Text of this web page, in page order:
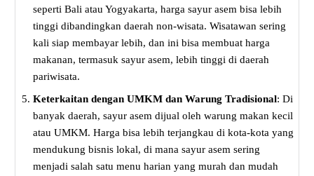
seperti Bali atau Yogyakarta, harga sayur asem bisa lebih
tinggi dibandingkan daerah non-wisata. Wisatawan sering
kali siap membayar lebih, dan ini bisa membuat harga
makanan, termasuk sayur asem, lebih tinggi di daerah
pariwisata.
Keterkaitan dengan UMKM dan Warung Tradisional: Di
banyak daerah, sayur asem dijual oleh warung makan kecil
atau UMKM. Harga bisa lebih terjangkau di kota-kota yang
mendukung bisnis lokal, di mana sayur asem sering
menjadi salah satu menu harian yang murah dan mudah